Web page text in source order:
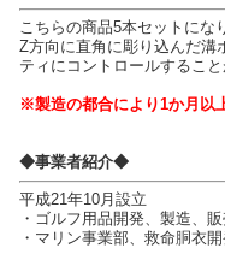
こちらの商品5本セットにな
Z方向に直角に彫り込んだ溝
ティにコントロールすること
※製造の都合により1か月以
◆事業者紹介◆
平成21年10月設立
・ゴルフ用品開発、製造、
・マリン事業部、救命胴衣